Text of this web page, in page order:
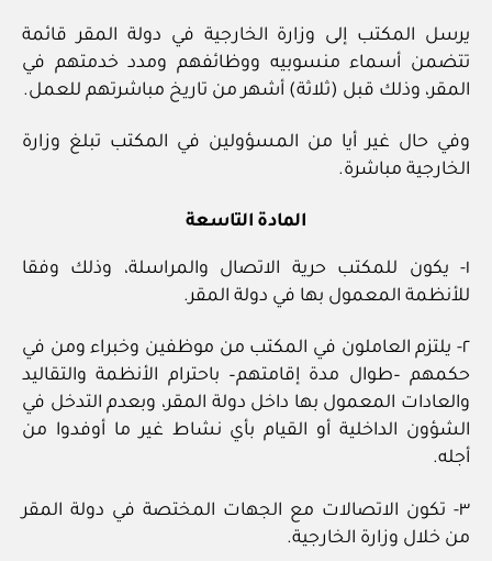
يرسل المكتب إلى وزارة الخارجية في دولة المقر قائمة
تتضمن أسماء منسوبيه ووظائفهم ومدد خدمتهم في
المقر، وذلك قبل (ثلاثة) أشهر من تاريخ مباشرتهم للعمل.
وفي حال غير أيا من المسؤولين في المكتب تبلغ وزارة
الخارجية مباشرة.
المادة التاسعة
١- يكون للمكتب حرية الاتصال والمراسلة، وذلك وفقا
للأنظمة المعمول بها في دولة المقر.
٢- يلتزم العاملون في المكتب من موظفين وخبراء ومن في
حكمهم –طوال مدة إقامتهم– باحترام الأنظمة والتقاليد
والعادات المعمول بها داخل دولة المقر، وبعدم التدخل في
الشؤون الداخلية أو القيام بأي نشاط غير ما أوفدوا من
أجله.
٣- تكون الاتصالات مع الجهات المختصة في دولة المقر
من خلال وزارة الخارجية.